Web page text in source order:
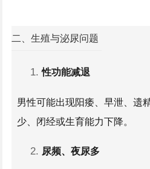
二、生殖与泌尿问题
性功能减退
男性可能出现阳痿 、早泄 、遗
少、闭经或生育能力下降。
尿频、夜尿多